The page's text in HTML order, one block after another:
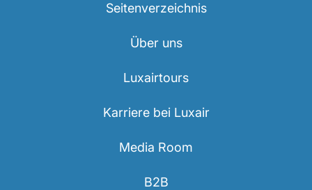
Seitenverzeichnis
Über uns
Luxairtours
Karriere bei Luxair
Media Room
B2B